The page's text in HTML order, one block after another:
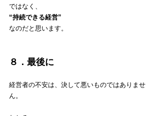
ではなく、
“持続できる経営”
なのだと思います。
８．最後に
経営者の不安は、決して悪いものではありませ
ん。